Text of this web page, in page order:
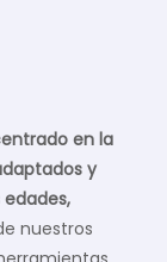
en la
y
nuestros